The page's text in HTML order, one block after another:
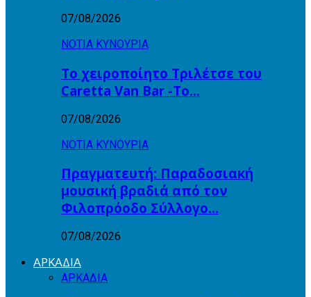
07/08/2026
ΝΟΤΙΑ ΚΥΝΟΥΡΙΑ
Το χειροποίητο Τριλέτσε του
Caretta Van Bar -Το…
07/08/2026
ΝΟΤΙΑ ΚΥΝΟΥΡΙΑ
Πραγματευτή: Παραδοσιακή
μουσική βραδιά από τον
Φιλοπρόοδο Σύλλογο…
07/08/2026
ΑΡΚΑΔΙΑ
ΑΡΚΑΔΙΑ